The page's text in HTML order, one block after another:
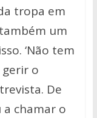
tropa em
um
‘Não tem
o
De
a chamar o